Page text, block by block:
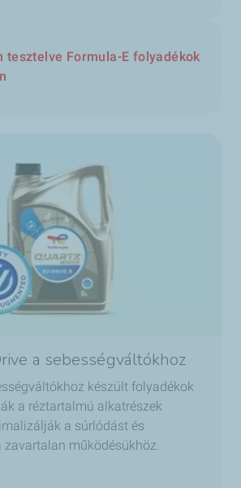
tesztelve Formula-E folyadékok
a sebességváltókhoz
készült folyadékok
a réztartalmú alkatrészek
a súrlódást és
működésükhöz.